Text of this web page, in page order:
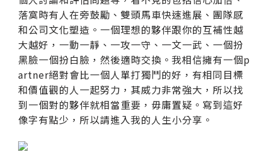
落寞時有人在旁鼓勵、雙頭馬車快速進展、團隊感
和公司文化塑造。一個理想的夥伴跟你的互補性越
大越好，一動一靜、一攻一守、一文一武、一個扮
黑臉一個扮白臉，然後適時交換。我相信擁有一個p
artner絕對會比一個人單打獨鬥的好，有相同目標
和價值觀的人一起努力，其威力非常強大，所以找
到一個對的夥伴就相當重要，毋庸置疑。寫到這好
像字有點少，所以請進入我的人生小分享。